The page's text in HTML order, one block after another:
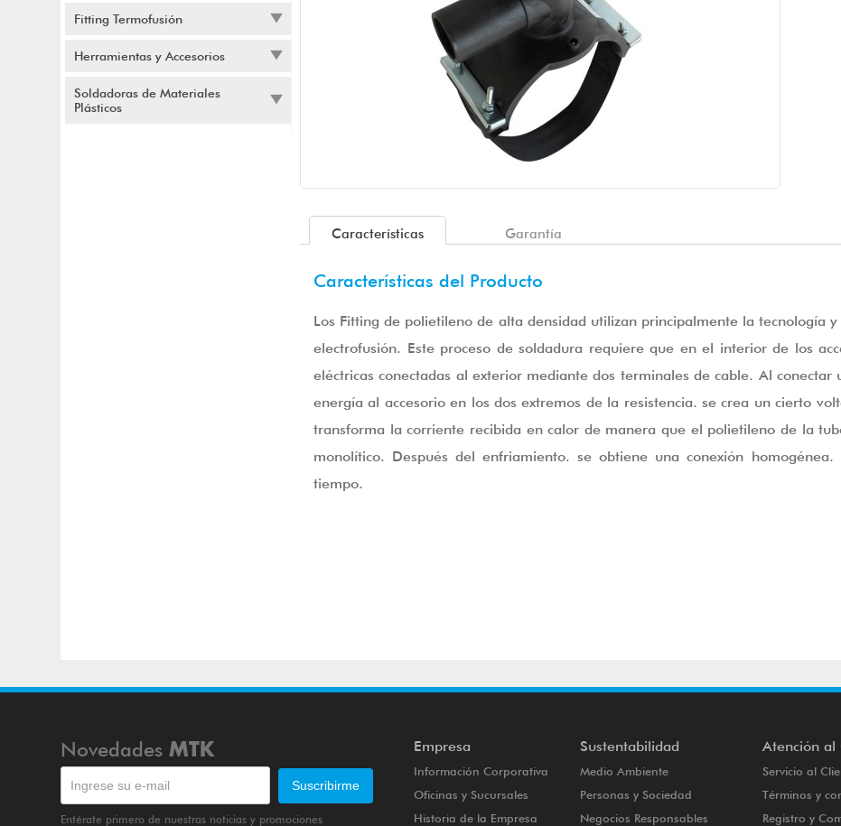
Fitting Termofusión
Herramientas y Accesorios
Soldadoras de Materiales
Plásticos
Características Garantía
Características del Producto
Los Fitting de polietileno de alta densidad utilizan principalmente la tecnología
electrofusión. Este proceso de soldadura requiere que en el interior de los
eléctricas conectadas al exterior mediante dos terminales de cable. Al
energía al accesorio en los dos extremos de la resistencia. se crea un cierto
transforma la corriente recibida en calor de manera que el polietileno de la
monolítico. Después del enfriamiento. se obtiene una conexión
tiempo.
Novedades MTK
Entérate primero de nuestras noticias y promociones
Empresa
Información Corporativa
Oficinas y Sucursales
Historia de la Empresa
Sustentabilidad
Medio Ambiente
Personas y Sociedad
Negocios Responsables
Atención al
Servicio al
Términos y
Registro y